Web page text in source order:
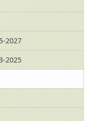
2027
2025